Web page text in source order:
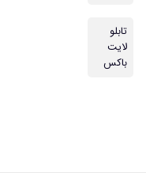
تابلو
لایت
باکس